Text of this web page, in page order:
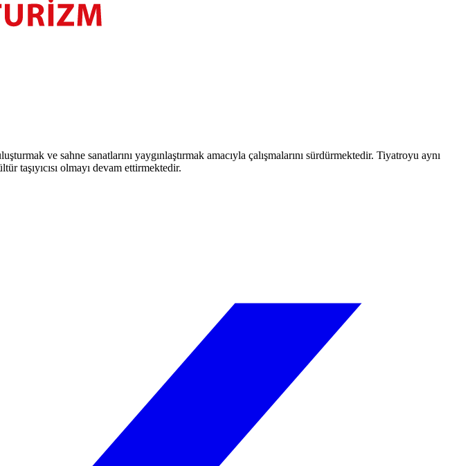
ve sahne sanatlarını yaygınlaştırmak amacıyla çalışmalarını sürdürmektedir. Tiyatroyu aynı
taşıyıcısı olmayı devam ettirmektedir.